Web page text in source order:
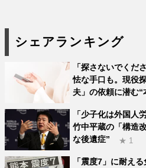
シェアランキング
「探さないでくだ
怯な手口も。現役
夫」の依頼に潜む“
「少子化は外国人
竹中平蔵の「構造
な後遺症”
★ 1
「震度7」に耐え